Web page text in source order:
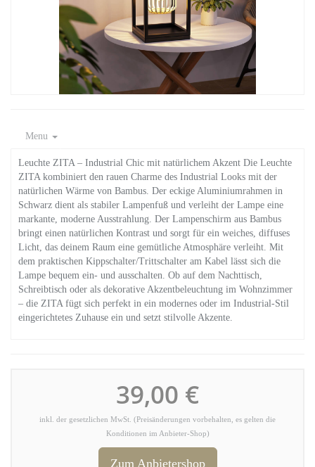
Menu
Leuchte ZITA – Industrial Chic mit natürlichem Akzent Die Leuchte
ZITA kombiniert den rauen Charme des Industrial Looks mit der
natürlichen Wärme von Bambus. Der eckige Aluminiumrahmen in
Schwarz dient als stabiler Lampenfuß und verleiht der Lampe eine
markante, moderne Ausstrahlung. Der Lampenschirm aus Bambus
bringt einen natürlichen Kontrast und sorgt für ein weiches, diffuses
Licht, das deinem Raum eine gemütliche Atmosphäre verleiht. Mit
dem praktischen Kippschalter/Trittschalter am Kabel lässt sich die
Lampe bequem ein- und ausschalten. Ob auf dem Nachttisch,
Schreibtisch oder als dekorative Akzentbeleuchtung im Wohnzimmer
– die ZITA fügt sich perfekt in ein modernes oder im Industrial-Stil
eingerichtetes Zuhause ein und setzt stilvolle Akzente.
39,00 €
inkl. der gesetzlichen MwSt. (Preisänderungen vorbehalten, es gelten die
Konditionen im Anbieter-Shop)
Zum Anbietershop